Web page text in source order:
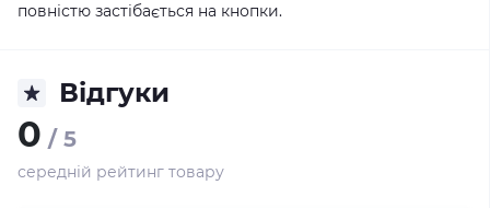
повністю застібається на кнопки.
Відгуки
0 / 5
середній рейтинг товару